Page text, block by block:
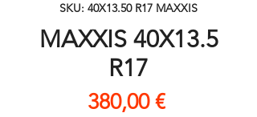
SKU: 40X13.50 R17 MAXXIS
MAXXIS 40X13.5
R17
380,00 €Prezzo